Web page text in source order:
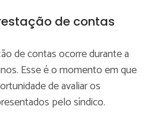
de contas
de contas ocorre durante a
Esse é o momento em que
de avaliar os
pelo síndico.